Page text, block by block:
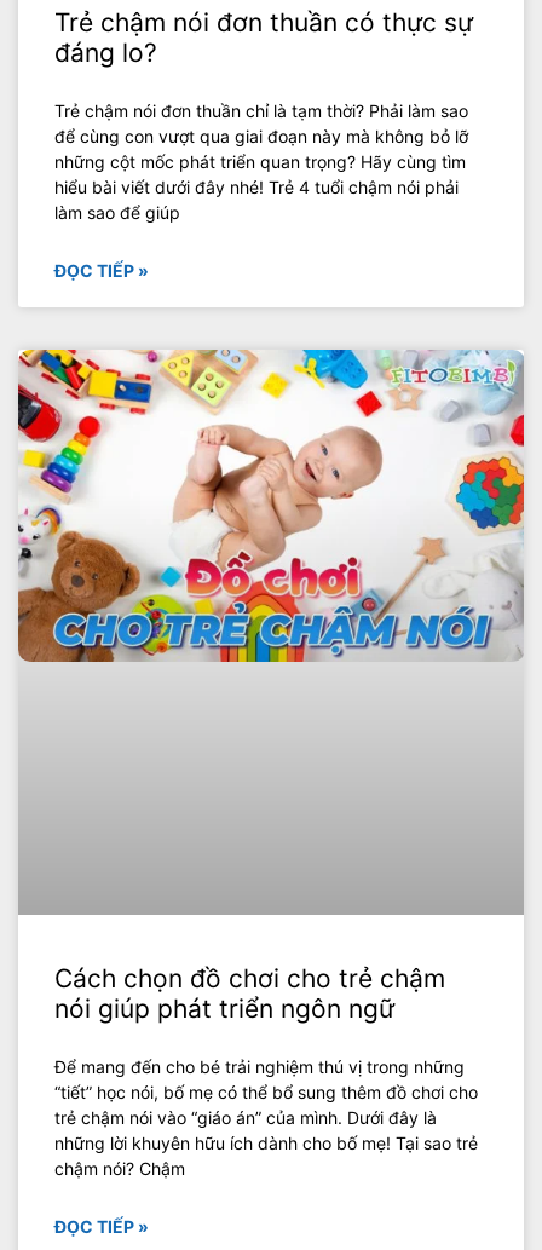
Trẻ chậm nói đơn thuần có thực sự
đáng lo?
Trẻ chậm nói đơn thuần chỉ là tạm thời? Phải làm sao
để cùng con vượt qua giai đoạn này mà không bỏ lỡ
những cột mốc phát triển quan trọng? Hãy cùng tìm
hiểu bài viết dưới đây nhé! Trẻ 4 tuổi chậm nói phải
làm sao để giúp
ĐỌC TIẾP »
Cách chọn đồ chơi cho trẻ chậm
nói giúp phát triển ngôn ngữ
Để mang đến cho bé trải nghiệm thú vị trong những
“tiết” học nói, bố mẹ có thể bổ sung thêm đồ chơi cho
trẻ chậm nói vào “giáo án” của mình. Dưới đây là
những lời khuyên hữu ích dành cho bố mẹ! Tại sao trẻ
chậm nói? Chậm
ĐỌC TIẾP »